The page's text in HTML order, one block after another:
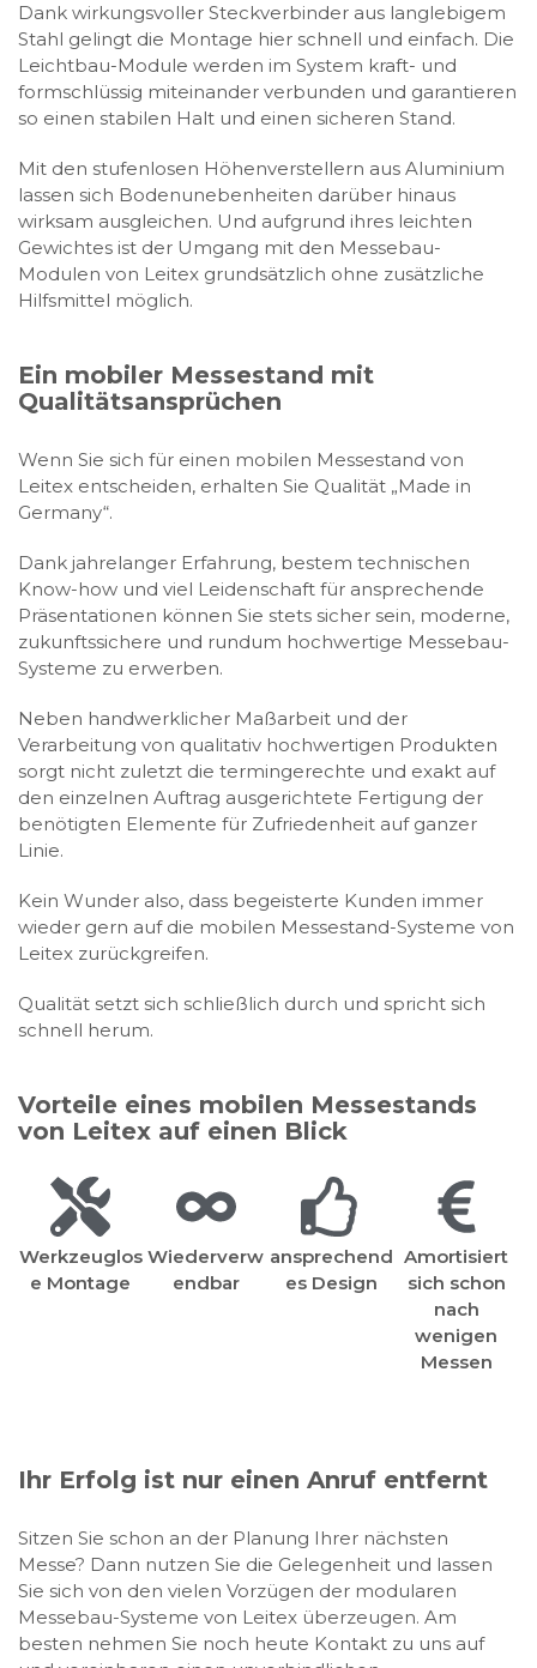
Dank wirkungsvoller Steckverbinder aus langlebigem
Stahl gelingt die Montage hier schnell und einfach. Die
Leichtbau-Module werden im System kraft- und
formschlüssig miteinander verbunden und garantieren
so einen stabilen Halt und einen sicheren Stand.
Mit den stufenlosen Höhenverstellern aus Aluminium
lassen sich Bodenunebenheiten darüber hinaus
wirksam ausgleichen. Und aufgrund ihres leichten
Gewichtes ist der Umgang mit den Messebau-
Modulen von Leitex grundsätzlich ohne zusätzliche
Hilfsmittel möglich.
Ein mobiler Messestand mit
Qualitätsansprüchen
Wenn Sie sich für einen mobilen Messestand von
Leitex entscheiden, erhalten Sie Qualität „Made in
Germany“.
Dank jahrelanger Erfahrung, bestem technischen
Know-how und viel Leidenschaft für ansprechende
Präsentationen können Sie stets sicher sein, moderne,
zukunftssichere und rundum hochwertige Messebau-
Systeme zu erwerben.
Neben handwerklicher Maßarbeit und der
Verarbeitung von qualitativ hochwertigen Produkten
sorgt nicht zuletzt die termingerechte und exakt auf
den einzelnen Auftrag ausgerichtete Fertigung der
benötigten Elemente für Zufriedenheit auf ganzer
Linie.
Kein Wunder also, dass begeisterte Kunden immer
wieder gern auf die mobilen Messestand-Systeme von
Leitex zurückgreifen.
Qualität setzt sich schließlich durch und spricht sich
schnell herum.
Vorteile eines mobilen Messestands
von Leitex auf einen Blick
Werkzeuglos
e Montage
Wiederverw
endbar
ansprechend
es Design
Amortisiert
sich schon
nach
wenigen
Messen
Ihr Erfolg ist nur einen Anruf entfernt
Sitzen Sie schon an der Planung Ihrer nächsten
Messe? Dann nutzen Sie die Gelegenheit und lassen
Sie sich von den vielen Vorzügen der modularen
Messebau-Systeme von Leitex überzeugen. Am
besten nehmen Sie noch heute Kontakt zu uns auf